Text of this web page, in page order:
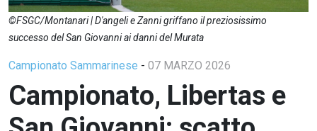
©FSGC/Montanari | D'angeli e Zanni griffano il preziosissimo
successo del San Giovanni ai danni del Murata
Campionato Sammarinese - 07 MARZO 2026
Campionato, Libertas e